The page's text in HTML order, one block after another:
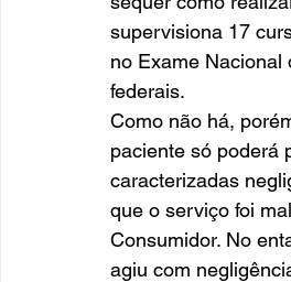
supervisiona 17
no Exame
federais.
Como não há,
paciente só poderá
caracterizadas
que o serviço foi
Consumidor. No
agiu com